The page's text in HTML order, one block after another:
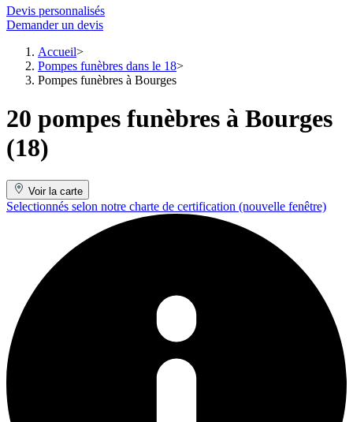
Devis personnalisés
Demander un devis
Accueil
Pompes funèbres dans le 18
Pompes funèbres à Bourges
20 pompes funèbres à Bourges
(18)
Voir la carte
Selectionnés selon notre charte de certification (nouvelle fenêtre)